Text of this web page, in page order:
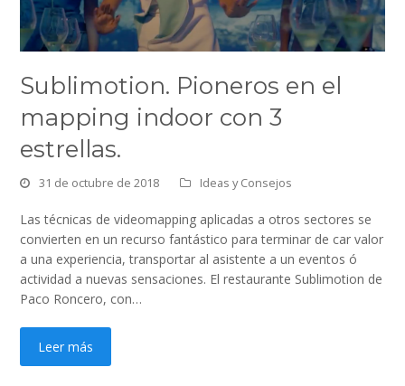
Sublimotion. Pioneros en el
mapping indoor con 3
estrellas.
31 de octubre de 2018 Ideas y Consejos
Las técnicas de videomapping aplicadas a otros sectores se
convierten en un recurso fantástico para terminar de car valor
a una experiencia, transportar al asistente a un eventos ó
actividad a nuevas sensaciones. El restaurante Sublimotion de
Paco Roncero, con…
Leer más